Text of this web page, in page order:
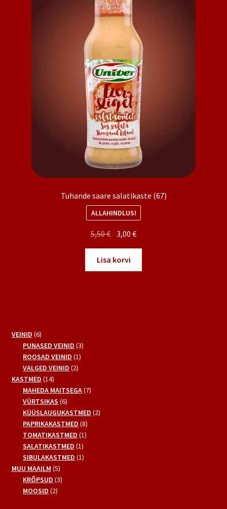
Tuhande saare salatikaste (67)
ALLAHINDLUS!
5,50€ Algne
oli:
5,50 €.
3,00€Praegune
3,00 €.
Lisa korvi
VEINID 66
toodet
PUNASED VEINID 33
ROOSAD VEINID 11
VALGED VEINID 22
KASTMED 1414
toodet
MAHEDA MAITSEGA 77
VÜRTSIKAS 66
toodet
KÜÜSLAUGUKASTMED 22
PAPRIKAKASTMED 88
toodet
TOMATIKASTMED 11
SALATIKASTMED 11
toode
SIBULAKASTMED 11
MUU MAAILM 55
toodet
KRÕPSUD 33
MOOSID 22